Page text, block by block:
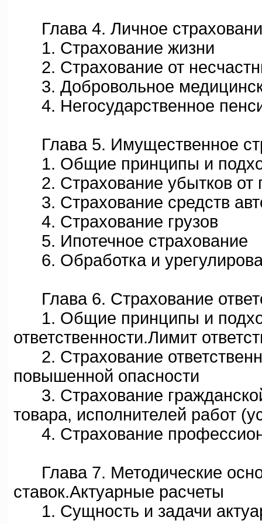
Глава 4. Личное
1. Страхование жизни
2. Страхование от
3. Добровольное
4. Негосударственное
Глава 5. Имущественное
1. Общие принципы и
2. Страхование убытков от
3. Страхование средств
4. Страхование грузов
5. Ипотечное страхование
6. Обработка и
Глава 6. Страхование
1. Общие принципы и
ответственности.Лимит
2. Страхование
повышенной опасности
3. Страхование гражданской
товара, исполнителей работ
4. Страхование
Глава 7. Методические
ставок.Актуарные расчеты
1. Сущность и задачи